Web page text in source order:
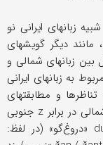
زبانهای ایرانی نو
دیگر گویشهای
بین زبانهای شمالی و
به زبانهای ایرانی
و مطابقتهای
آوایی به اینها می‌توان اشاره کرد: ۱. حضور ž/ ǰ شمالی در برابر z جنوبی
(بیشتر از-ǰ/ *-č* ایرانی باستان)، مانند duruvâž «دروغ‌گو» (در لفظ: